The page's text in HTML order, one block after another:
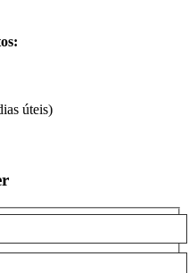
úteis)